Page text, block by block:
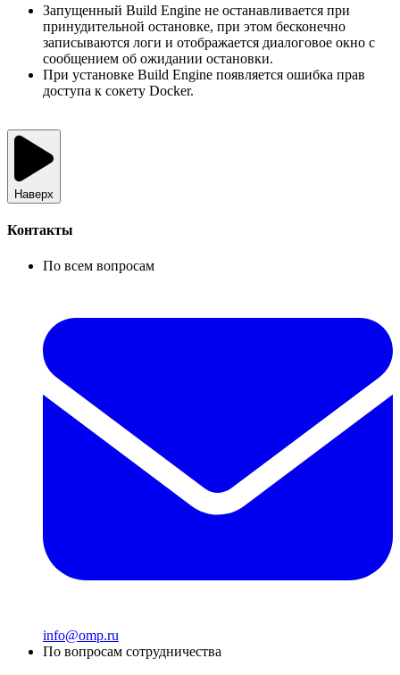
Запущенный Build Engine не останавливается при
принудительной остановке, при этом бесконечно
записываются логи и отображается диалоговое окно с
сообщением об ожидании остановки.
При установке Build Engine появляется ошибка прав
доступа к сокету Docker.
Наверх
Контакты
По всем вопросам
info@omp.ru
По вопросам сотрудничества